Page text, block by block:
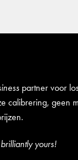
partner voor
calibrering, geen
brilliantly yours!